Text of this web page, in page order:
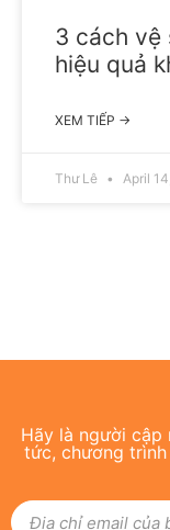
3 cách vệ
hiệu quả
XEM TIẾP →
Thư Lê April
Hãy là người
tức, chương